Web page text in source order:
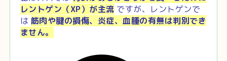
レントゲン（XP）が主流 ですが、レントゲンで
は 筋肉や腱の損傷、炎症、血腫の有無は判別でき
ません。